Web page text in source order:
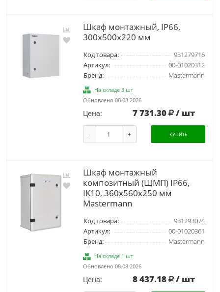
Шкаф монтажный, IP66,
300x500x220 мм
Код товара:
931279716
Артикул:
00-01020312
Бренд:
Mastermann
На складе 3 шт
Обновлено 08.08.2026
Цена: 7 731.30 / шт
- + КУПИТЬ
Шкаф монтажный
композитный (ЩМП) IP66,
IK10, 360x560x250 мм
Mastermann
Код товара:
931293074
Артикул:
00-01020361
Бренд:
Mastermann
На складе 1 шт
Обновлено 08.08.2026
Цена: 8 437.18 / шт